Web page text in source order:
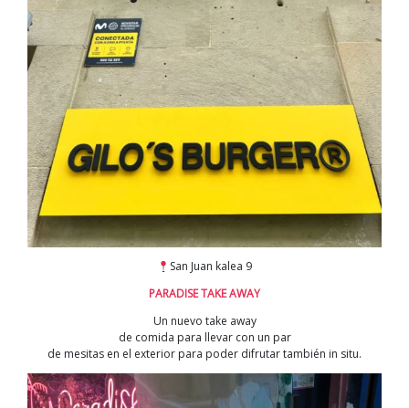
San Juan kalea 9
PARADISE TAKE AWAY
Un nuevo take away
de comida para llevar con un par
de mesitas en el exterior para poder difrutar también in situ.